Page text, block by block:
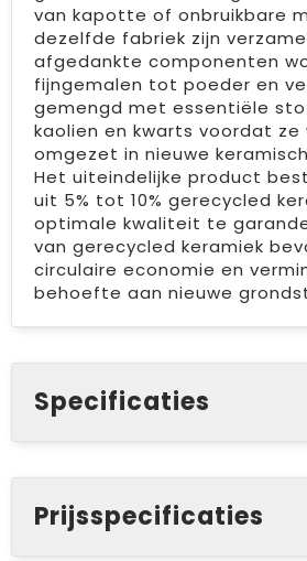
van kapotte of onbruikbare
dezelfde fabriek zijn
afgedankte componenten
fijngemalen tot poeder en
gemengd met essentiële
kaolien en kwarts voordat ze
omgezet in nieuwe
Het uiteindelijke product
uit 5% tot 10% gerecycled
optimale kwaliteit te
van gerecycled keramiek
circulaire economie en
behoefte aan nieuwe
Specificaties
Prijsspecificaties